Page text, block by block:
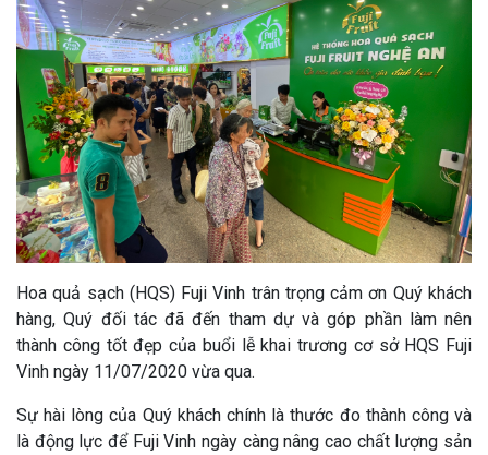
Hoa quả sạch (HQS) Fuji Vinh trân trọng cảm ơn Quý khách
hàng, Quý đối tác đã đến tham dự và góp phần làm nên
thành công tốt đẹp của buổi lễ khai trương cơ sở HQS Fuji
Vinh ngày 11/07/2020 vừa qua.
Sự hài lòng của Quý khách chính là thước đo thành công và
là động lực để Fuji Vinh ngày càng nâng cao chất lượng sản